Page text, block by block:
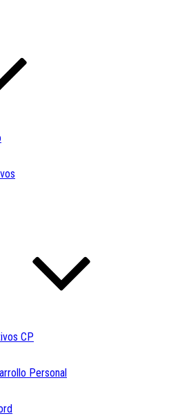
CP
Personal